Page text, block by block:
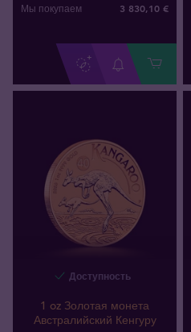
Мы покупаем 3 830,10 €
Доступность
1 oz Золотая монета
Австралийский Кенгуру